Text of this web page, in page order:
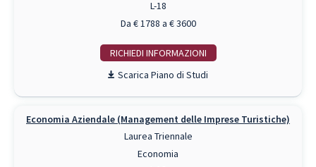
L-18
Da € 1788 a € 3600
RICHIEDI INFO
Piano di Studi
Economia Aziendale (Management delle Imprese Turistiche)
Laurea Triennale
Economia